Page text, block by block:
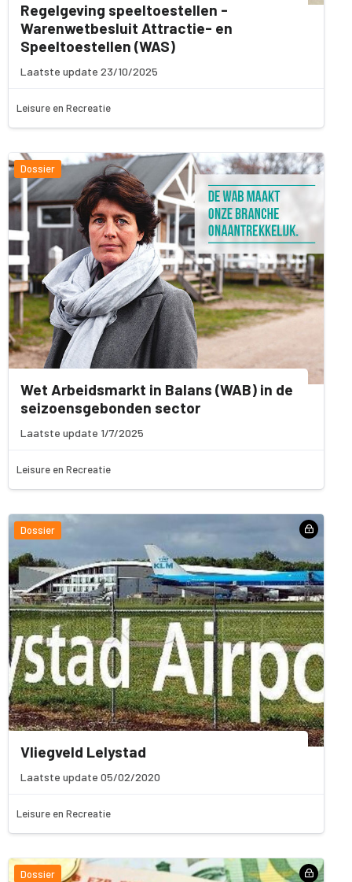
Regelgeving speeltoestellen -
Warenwetbesluit Attractie- en
Speeltoestellen (WAS)
Laatste update 23/10/2025
Leisure en Recreatie
Dossier
Wet Arbeidsmarkt in Balans (WAB) in de
seizoensgebonden sector
Laatste update 1/7/2025
Leisure en Recreatie
Dossier
Vliegveld Lelystad
Laatste update 05/02/2020
Leisure en Recreatie
Dossier